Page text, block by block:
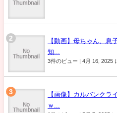
【動画】母ちゃん、息
知...
3件のビュー | 4月 16, 2025
【画像】カルバンクラ
ｗ...